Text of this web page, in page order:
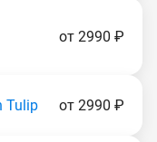
от 2990 ₽
Tulip от 2990 ₽